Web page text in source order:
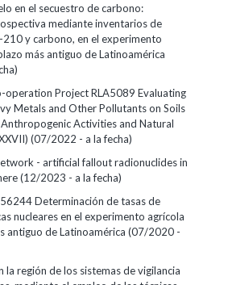
en el secuestro de carbono:
mediante inventarios de
y carbono, en el experimento
más antiguo de Latinoamérica
operation Project RLA5089 Evaluating
Metals and Other Pollutants on Soils
Activities and Natural
(07/2022 - a la fecha)
- artificial fallout radionuclides in
(12/2023 - a la fecha)
Determinación de tasas de
nucleares en el experimento agrícola
antiguo de Latinoamérica (07/2020 -
la región de los sistemas de vigilancia